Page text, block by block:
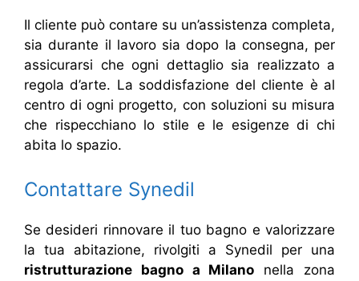
Il cliente può contare su un’assistenza completa,
sia durante il lavoro sia dopo la consegna, per
assicurarsi che ogni dettaglio sia realizzato a
regola d’arte. La soddisfazione del cliente è al
centro di ogni progetto, con soluzioni su misura
che rispecchiano lo stile e le esigenze di chi
abita lo spazio.
Contattare Synedil
Se desideri rinnovare il tuo bagno e valorizzare
la tua abitazione, rivolgiti a Synedil per una
ristrutturazione bagno a Milano nella zona